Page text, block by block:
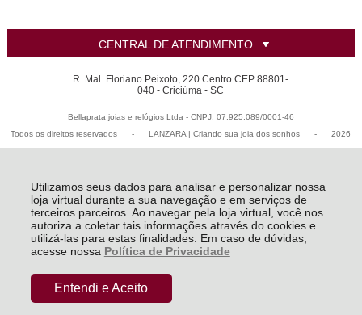
Utilizamos seus dados para analisar e personalizar nossa
loja virtual durante a sua navegação e em serviços de
terceiros parceiros. Ao navegar pela loja virtual, você nos
autoriza a coletar tais informações através do cookies e
utilizá-las para estas finalidades. Em caso de dúvidas,
acesse nossa Política de Privacidade
Entendi e Aceito
CENTRAL DE ATENDIMENTO
R. Mal. Floriano Peixoto, 220 Centro CEP 88801-
040 - Criciúma - SC
Bellaprata joias e relógios Ltda - CNPJ: 07.925.089/0001-46
Todos os direitos reservados
- LANZARA | Criando sua joia dos sonhos - 2026